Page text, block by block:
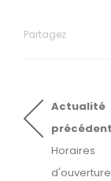
Partagez
Actualité
Horaires